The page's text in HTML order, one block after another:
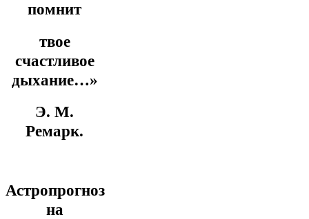
помнит
твое
счастливое
дыхание…»
Э. М.
Ремарк.
Астропрогноз
на